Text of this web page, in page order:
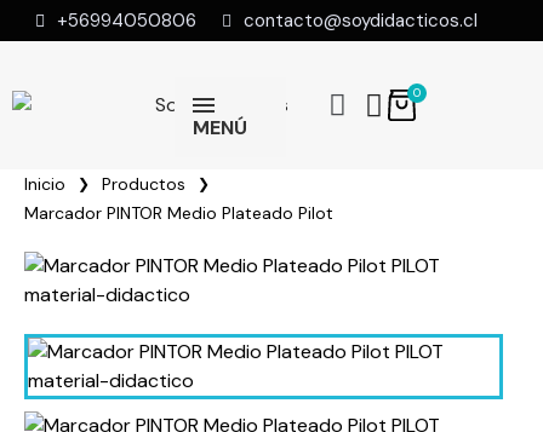
+56994050806 contacto@soydidacticos.cl
MENÚ
Inicio
Productos
Marcador PINTOR Medio Plateado Pilot